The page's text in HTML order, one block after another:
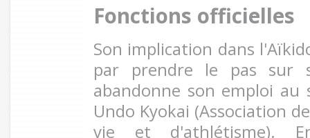
Fonctions officielles
Son implication dans
par prendre le pas sur
abandonne son emploi au
Undo Kyokai (Association
vie et d'athlétisme).